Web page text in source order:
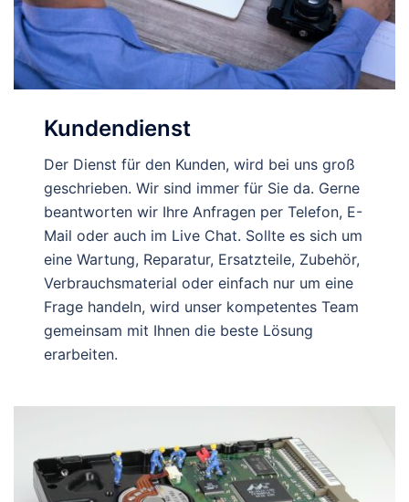
Kundendienst
Der Dienst für den Kunden, wird bei uns groß
geschrieben. Wir sind immer für Sie da. Gerne
beantworten wir Ihre Anfragen per Telefon, E-
Mail oder auch im Live Chat. Sollte es sich um
eine Wartung, Reparatur, Ersatzteile, Zubehör,
Verbrauchsmaterial oder einfach nur um eine
Frage handeln, wird unser kompetentes Team
gemeinsam mit Ihnen die beste Lösung
erarbeiten.